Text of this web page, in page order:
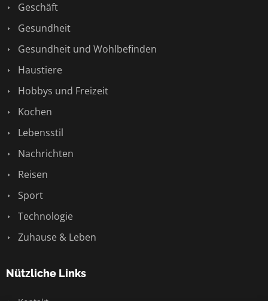
Geschäft
Gesundheit
Gesundheit und Wohlbefinden
Haustiere
Hobbys und Freizeit
Kochen
Lebensstil
Nachrichten
Reisen
Sport
Technologie
Zuhause & Leben
Nützliche Links